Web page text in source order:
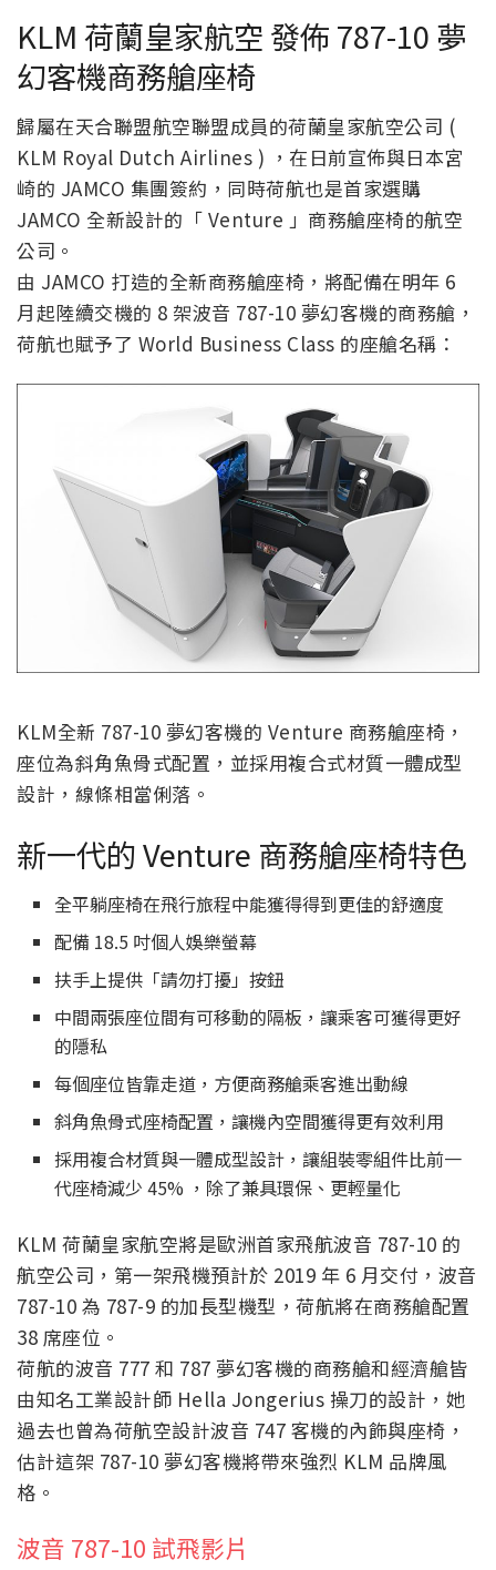
KLM 荷蘭皇家航空 發佈 787-10 夢
幻客機商務艙座椅
歸屬在天合聯盟航空聯盟成員的荷蘭皇家航空公司 (
KLM Royal Dutch Airlines ) ，在日前宣佈與日本宮
崎的 JAMCO 集團簽約，同時荷航也是首家選購
JAMCO 全新設計的「 Venture 」商務艙座椅的航空
公司。
由 JAMCO 打造的全新商務艙座椅，將配備在明年 6
月起陸續交機的 8 架波音 787-10 夢幻客機的商務艙，
荷航也賦予了 World Business Class 的座艙名稱：
KLM全新 787-10 夢幻客機的 Venture 商務艙座椅，
座位為斜角魚骨式配置，並採用複合式材質一體成型
設計，線條相當俐落。
新一代的 Venture 商務艙座椅特色
全平躺座椅在飛行旅程中能獲得得到更佳的舒適度
配備 18.5 吋個人娛樂螢幕
扶手上提供「請勿打擾」按鈕
中間兩張座位間有可移動的隔板，讓乘客可獲得更好
的隱私
每個座位皆靠走道，方便商務艙乘客進出動線
斜角魚骨式座椅配置，讓機內空間獲得更有效利用
採用複合材質與一體成型設計，讓組裝零組件比前一
代座椅減少 45% ，除了兼具環保、更輕量化
KLM 荷蘭皇家航空將是歐洲首家飛航波音 787-10 的
航空公司，第一架飛機預計於 2019 年 6 月交付，波音
787-10 為 787-9 的加長型機型，荷航將在商務艙配置
38 席座位。
荷航的波音 777 和 787 夢幻客機的商務艙和經濟艙皆
由知名工業設計師 Hella Jongerius 操刀的設計，她
過去也曾為荷航空設計波音 747 客機的內飾與座椅，
估計這架 787-10 夢幻客機將帶來強烈 KLM 品牌風
格。
波音 787-10 試飛影片